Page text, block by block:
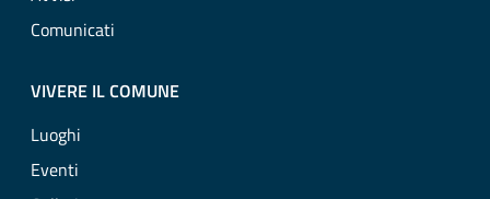
Comunicati
VIVERE IL COMUNE
Luoghi
Eventi